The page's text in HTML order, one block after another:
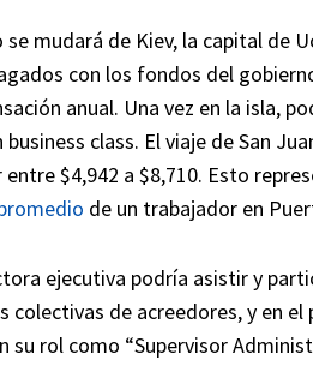
se mudará de Kiev, la capital de
con los fondos del
anual. Una vez en la isla,
business class. El viaje de San
$4,942 a $8,710. Esto
de un trabajador en
ejecutiva podría asistir y
colectivas de acreedores, y en
su rol como “Supervisor